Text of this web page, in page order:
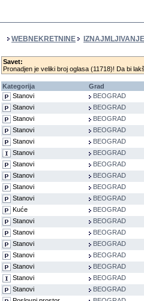
WEBNEKRETNINE IZNAJMLJIVANJE
Savet:
Pronadjen je veliki broj oglasa (11718)! Da bi
Kategorija Grad
Stanovi
BEOGRAD
Stanovi
BEOGRAD
Stanovi
BEOGRAD
Stanovi
BEOGRAD
Stanovi
BEOGRAD
Stanovi
BEOGRAD
Stanovi
BEOGRAD
Stanovi
BEOGRAD
Stanovi
BEOGRAD
Stanovi
BEOGRAD
Kuće
BEOGRAD
Stanovi
BEOGRAD
Stanovi
BEOGRAD
Stanovi
BEOGRAD
Stanovi
BEOGRAD
Stanovi
BEOGRAD
Stanovi
BEOGRAD
Stanovi
BEOGRAD